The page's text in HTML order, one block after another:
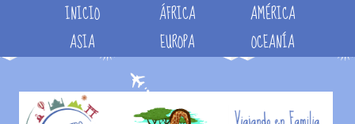
INICIO ÁFRICA
AMÉRICA
ASIA
EUROPA OCEANÍA